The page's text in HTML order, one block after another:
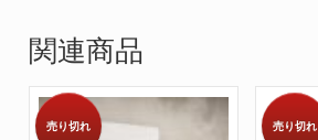
関連商品
売り切れ 売り切れ